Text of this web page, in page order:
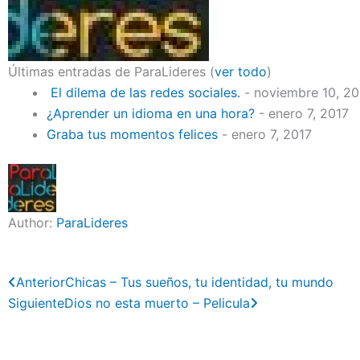
Últimas entradas de ParaLideres (ver todo)
El dilema de las redes sociales. - noviembre 10,
¿Aprender un idioma en una hora? - enero 7, 2017
Graba tus momentos felices - enero 7, 2017
Author: ParaLideres
Previo
AnteriorChicas – Tus sueños, tu identidad, tu mundo
SiguienteDios no esta muerto – Pelicula
Next